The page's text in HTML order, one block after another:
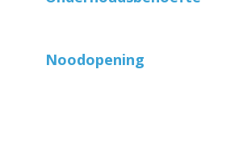
Noodopening